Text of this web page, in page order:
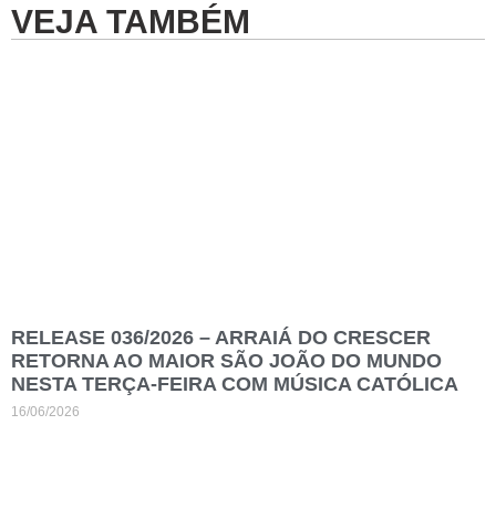
VEJA TAMBÉM
RELEASE 036/2026 – ARRAIÁ DO CRESCER
RETORNA AO MAIOR SÃO JOÃO DO MUNDO
NESTA TERÇA-FEIRA COM MÚSICA CATÓLICA
16/06/2026